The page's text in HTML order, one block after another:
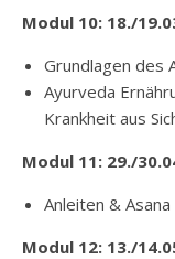
Modul 10: 18./
Grundlagen des
Ayurveda
Krankheit aus
Modul 11: 29./
Anleiten &
Modul 12: 13./